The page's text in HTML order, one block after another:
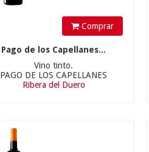
Comprar
Pago de los Capellanes...
Vino tinto.
PAGO DE LOS CAPELLANES
Ribera del Duero
89.3€